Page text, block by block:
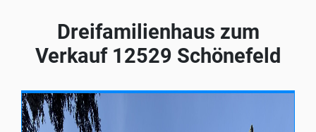
Dreifamilienhaus zum
Verkauf 12529 Schönefeld